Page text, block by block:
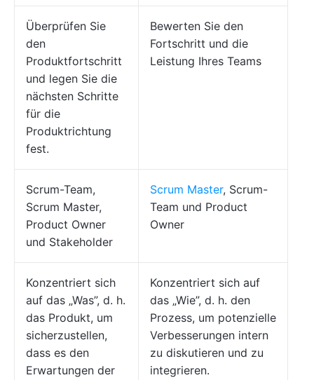
Überprüfen Sie
den
Produktfortschritt
und legen Sie die
nächsten Schritte
für die
Produktrichtung
fest.
Bewerten Sie den
Fortschritt und die
Leistung Ihres Teams
Scrum-Team,
Scrum Master,
Product Owner
und Stakeholder
Scrum Master, Scrum-
Team und Product
Owner
Konzentriert sich
auf das „Was”, d. h.
das Produkt, um
sicherzustellen,
dass es den
Erwartungen der
Konzentriert sich auf
das „Wie”, d. h. den
Prozess, um potenzielle
Verbesserungen intern
zu diskutieren und zu
integrieren.